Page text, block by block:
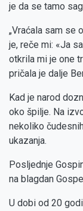
je da se tamo
„Vraćala sam se
je, reče mi: «Ja
otkrila mi je one
pričala je dalje
Kad je narod
oko špilje. Na
nekoliko
ukazanja.
Posljednje
na blagdan
U dobi od 20